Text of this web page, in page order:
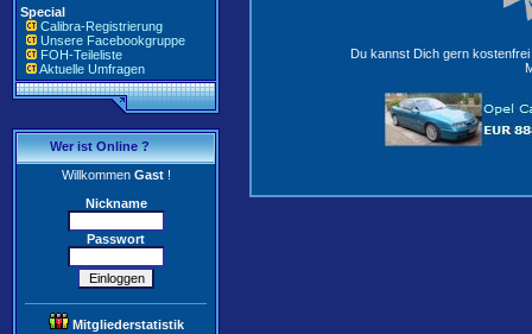
Special
Calibra-Registrierung
Unsere Facebookgruppe
FOH-Teileliste
Aktuelle Umfragen
Wer ist Online ?
WillkommenGast!
Nickname
Passwort
Mitgliederstatistik
Du kannst Dich gern kostenfrei